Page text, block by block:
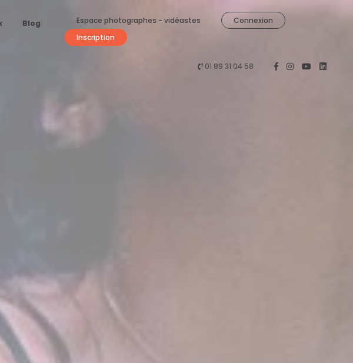
Blog
Espace photographes - vidéastes
Connexion
Inscription
01 89 31 04 58